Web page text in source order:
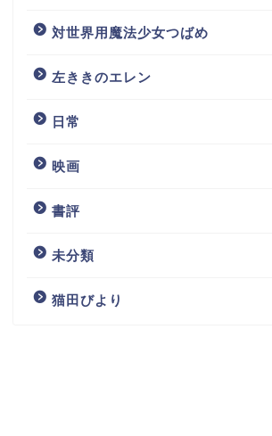
対世界用魔法少女つばめ
左ききのエレン
日常
映画
書評
未分類
猫田びより